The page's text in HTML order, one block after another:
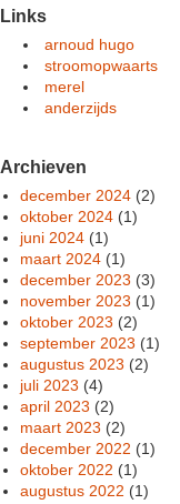
Links
arnoud hugo
stroomopwaarts
merel
anderzijds
Archieven
december 2024 (2)
oktober 2024 (1)
juni 2024 (1)
maart 2024 (1)
december 2023 (3)
november 2023 (1)
oktober 2023 (2)
september 2023 (1)
augustus 2023 (2)
juli 2023 (4)
april 2023 (2)
maart 2023 (2)
december 2022 (1)
oktober 2022 (1)
augustus 2022 (1)